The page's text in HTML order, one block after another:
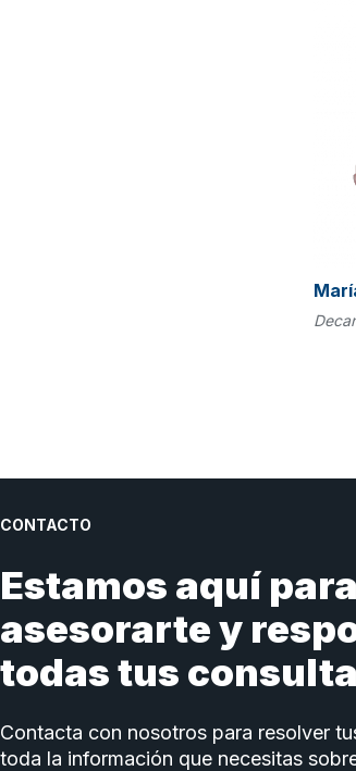
CONTACTO
Estamos aquí para
asesorarte y
todas tus
Contacta con nosotros para resolver
toda la información que necesitas